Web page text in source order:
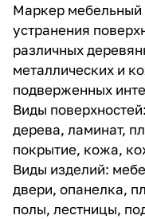
Маркер мебельный
устранения
различных
металлических и
подверженных
Виды
дерева, ламинат,
покрытие, кожа,
Виды изделий:
двери, опанелка,
полы, лестницы,